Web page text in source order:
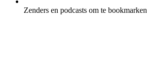
Zenders en podcasts om te bookmarken